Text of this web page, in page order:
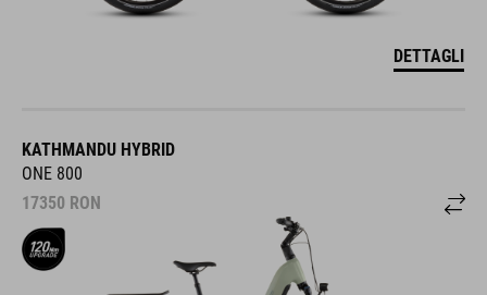
DETTAGLI
KATHMANDU HYBRID
ONE 800
17350 RON